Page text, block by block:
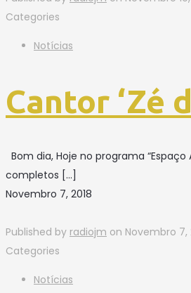
Categories
Notícias
Cantor ‘Zé
Bom dia, Hoje no programa
completos […]
Novembro 7, 2018
Published by radiojm on Novembro 7,
Categories
Notícias